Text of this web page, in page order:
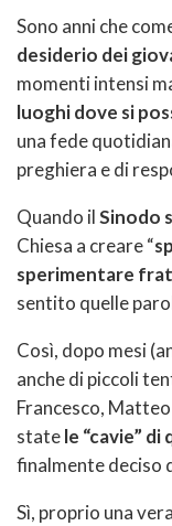
Sono anni che
desiderio dei
momenti intensi
luoghi dove si
una fede
preghiera e di
Quando ilSinodo
Chiesa a creare “
sperimentare
sentito quelle
Così, dopo mesi
anche di piccoli
Francesco, Matteo
statele “cavie”
finalmente deciso
Sì, proprio una vera